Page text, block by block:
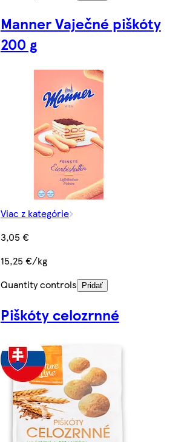
Manner Vaječné piškóty
200 g
Viac z kategórie
3,05 €
15,25 €/kg
Quantity controls
Pridať
Piškóty celozrnné